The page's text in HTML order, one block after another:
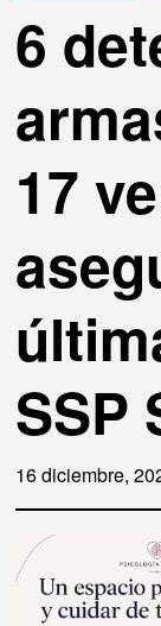
6
17
SSP
16 diciembre,